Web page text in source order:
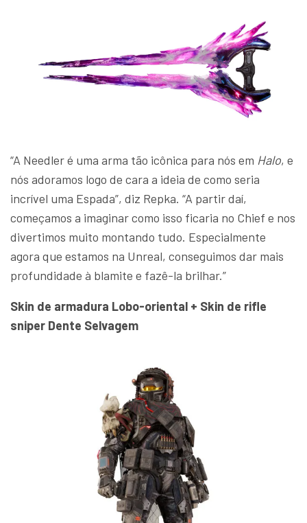
“A Needler é uma arma tão icônica para nós em Halo, e
nós adoramos logo de cara a ideia de como seria
incrível uma Espada”, diz Repka. “A partir daí,
começamos a imaginar como isso ficaria no Chief e nos
divertimos muito montando tudo. Especialmente
agora que estamos na Unreal, conseguimos dar mais
profundidade à blamite e fazê-la brilhar.”
Skin de armadura Lobo-oriental + Skin de rifle
sniper Dente Selvagem